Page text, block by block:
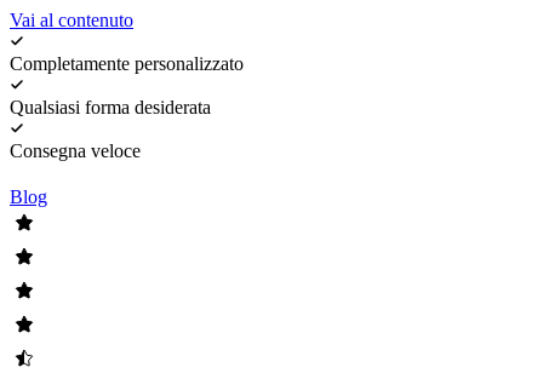
Vai al contenuto
Completamente personalizzato
Qualsiasi forma desiderata
Consegna veloce
Blog